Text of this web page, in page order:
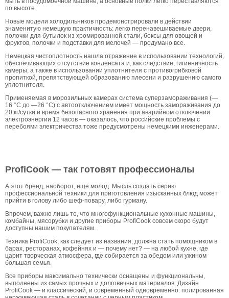
по высоте.
Новые модели холодильников продемонстрировали в действии
знаменитую немецкую практичность: легко перенавешиваемые двери,
полочки для бутылок из хромированной стали, боксы для овощей и
фруктов, полочки и подставки для мелочей — продумано все.
Немецкая чистоплотность нашла отражение в использовании технологий,
обеспечивающих отсутствие конденсата и, как следствие, гигиеничность
камеры, а также в использовании уплотнителя с противогрибковой
пропиткой, препятствующей образованию плесени и разрушению самого
уплотнителя.
Применяемая в морозильных камерах система суперзамораживания (—
16 °С до —26 °С) с автоотключением имеет мощность замораживания до
20 кг/сутки и время безопасного хранения при аварийном отключении
электроэнергии 12 часов — оказалось, что российские проблемы с
перебоями электричества тоже предусмотрены немецкими инженерами.
ProfiCook — так готовят профессионалы
А этот бренд, наоборот, еще молод. Мысль создать серию
профессиональной техники для приготовления изысканных блюд может
прийти в голову либо шеф-повару, либо гурману.
Впрочем, важно лишь то, что многофункциональные кухонные машины,
комбайны, мясорубки и другие приборы ProfiCook совсем скоро будут
доступны нашим покупателям.
Техника ProfiCook, как следует из названия, должна стать помощником в
барах, ресторанах, кофейнях и — почему нет? — на любой кухне, где
царит творческая атмосфера, где собирается за обедом или ужином
большая семья.
Все приборы максимально технически оснащены и функциональны,
выполнены из самых прочных и долговечных материалов. Дизайн
ProfiCook — и классический, и современный одновременно: полированная